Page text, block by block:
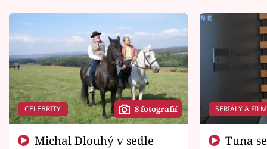
CELEBRITY 8 fotografií SERIÁLY A